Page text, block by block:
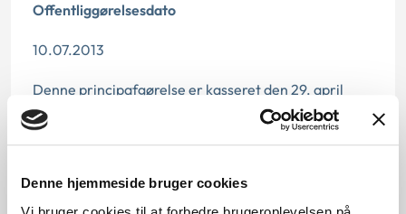
Denne hjemmeside bruger cookies
Offentliggørelsesdato
10.07.2013
Denne principafgørelse er kasseret den 29. april
2019, da den ikke længere har vejledningsværdi.
Paragraf
§ 11